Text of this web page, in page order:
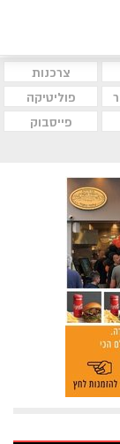
צרכנות
פוליטיקה
פייסבוק
החטופים
נמשך, בקניון
פריטים ותרומה
וקלפי
הטארוט לשבוע שבין – 30/05/25 ועד -